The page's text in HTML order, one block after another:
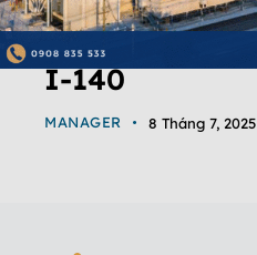
I-140
MANAGER 8 Tháng 7, 2025